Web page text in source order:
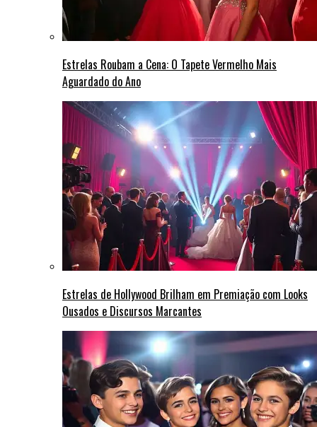
Estrelas Roubam a Cena: O Tapete Vermelho Mais
Aguardado do Ano
Estrelas de Hollywood Brilham em Premiação com Looks
Ousados e Discursos Marcantes